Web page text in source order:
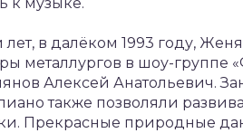
лет, в далёком 1993 году,
металлургов в шоу-группе
Алексей Анатольевич.
также позволяли
Прекрасные природные